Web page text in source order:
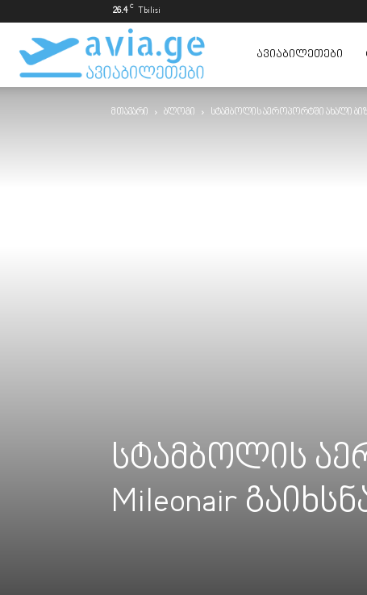
26.4 C Tbilisi
ავიაბილეთები
ყველაზე
ᲐᲕᲘᲐᲑᲘᲚᲔᲗᲔᲑᲘ
მთავარი ბლოგი სტამბოლის აეროპორტში ახალი
სტამბოლის
Mileonair